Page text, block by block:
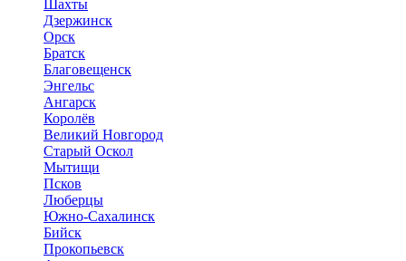
Шахты
Дзержинск
Орск
Братск
Благовещенск
Энгельс
Ангарск
Королёв
Великий Новгород
Старый Оскол
Мытищи
Псков
Люберцы
Южно-Сахалинск
Бийск
Прокопьевск